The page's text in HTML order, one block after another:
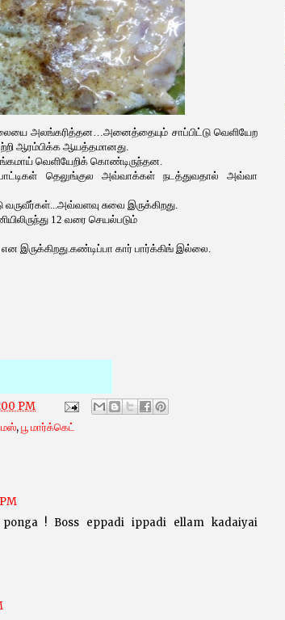
அலங்கரித்தன…அனைத்தையும் சாப்பிட்டு வெளியேற
ஆரம்பிக்க ஆயத்தமானது.
வெளியேறிக் கொண்டிருந்தன.
தெலுங்குல அவ்வாக்கள் நடத்துவதால் அவ்வா
வருவீர்கள்...அவ்வளவு சுவை இருக்கிறது.
12 வரை செயல்படும்
இருக்கிறது.கண்டிப்பா கார் பார்க்கிங் இல்லை.
PM
,பூ மார்க்கெட்
ponga ! Boss eppadi ippadi ellam kadaiyai